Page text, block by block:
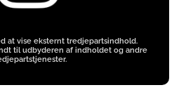
at vise eksternt tredjepartsindhold.
til udbyderen af indholdet og andre